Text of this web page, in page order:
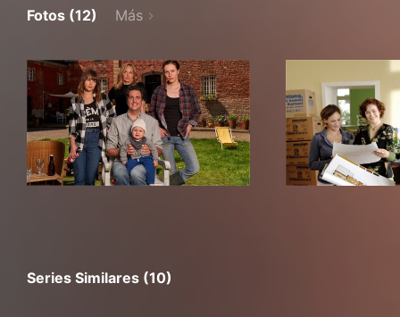
Fotos (12) Más
Series Similares (10)